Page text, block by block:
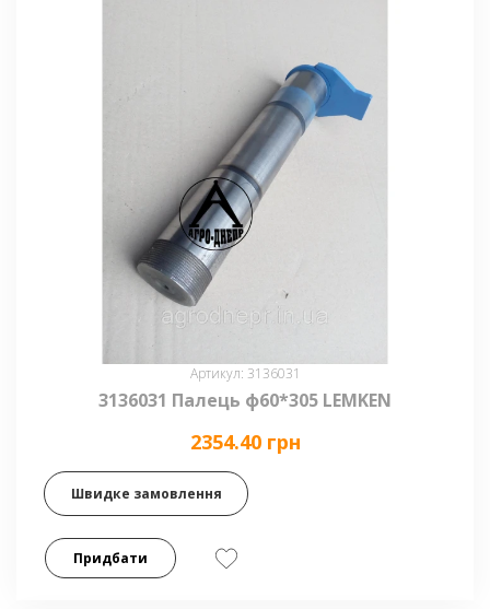
Артикул: 3136031
3136031 Палець ф60*305 LEMKEN
2354.40 грн
Швидке замовлення
Придбати